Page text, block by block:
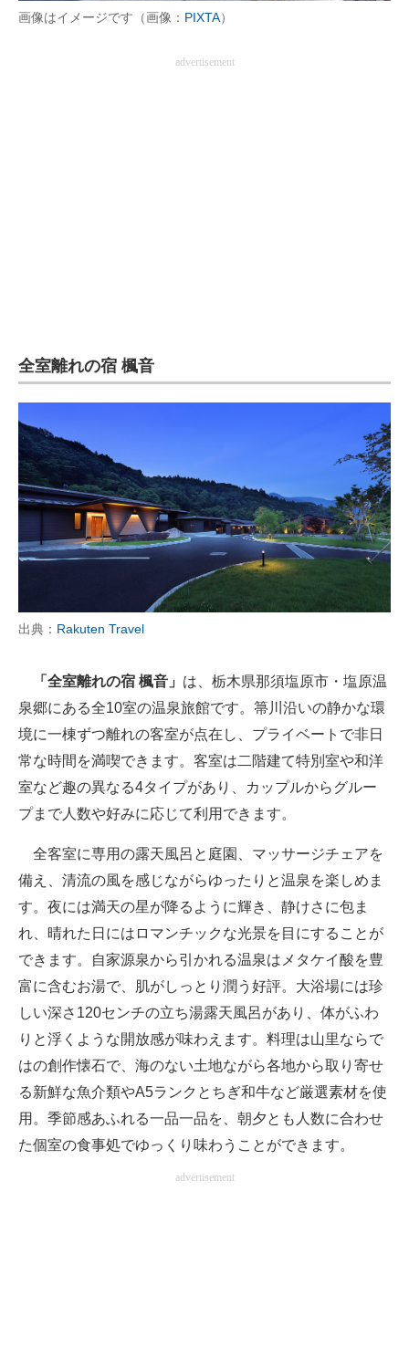
画像はイメージです（画像： PIXTA）
advertisement
全室離れの宿 楓音
出典： Rakuten Travel
「全室離れの宿 楓音」 は、栃木県那須塩原市・塩原温
泉郷にある全10室の温泉旅館です。箒川沿いの静かな環
境に一棟ずつ離れの客室が点在し、プライベートで非日
常な時間を満喫できます。客室は二階建て特別室や和洋
室など趣の異なる4タイプがあり、カップルからグルー
プまで人数や好みに応じて利用できます。
全客室に専用の露天風呂と庭園、マッサージチェアを
備え、清流の風を感じながらゆったりと温泉を楽しめま
す。夜には満天の星が降るように輝き、静けさに包ま
れ、晴れた日にはロマンチックな光景を目にすることが
できます。自家源泉から引かれる温泉はメタケイ酸を豊
富に含むお湯で、肌がしっとり潤う好評。大浴場には珍
しい深さ120センチの立ち湯露天風呂があり、体がふわ
りと浮くような開放感が味わえます。料理は山里ならで
はの創作懐石で、海のない土地ながら各地から取り寄せ
る新鮮な魚介類やA5ランクとちぎ和牛など厳選素材を使
用。季節感あふれる一品一品を、朝夕とも人数に合わせ
た個室の食事処でゆっくり味わうことができます。
advertisement